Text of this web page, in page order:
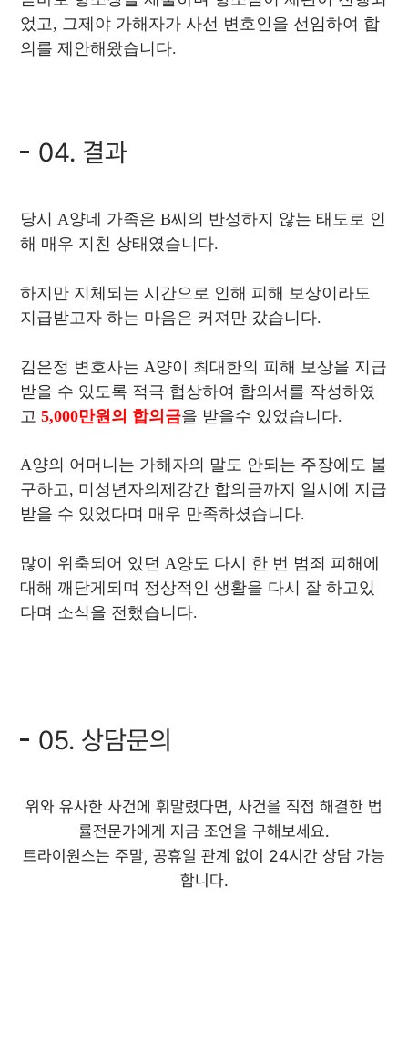
었고, 그제야 가해자가 사선 변호인을 선임하여 합
의를 제안해왔습니다.
04. 결과
당시 A양네 가족은 B씨의 반성하지 않는 태도로 인
해 매우 지친 상태였습니다.
하지만 지체되는 시간으로 인해 피해 보상이라도
지급받고자 하는 마음은 커져만 갔습니다.
김은정 변호사는 A양이 최대한의 피해 보상을 지급
받을 수 있도록 적극 협상하여 합의서를 작성하였
고5,000만원의 합의금을 받을수 있었습니다.
A양의 어머니는 가해자의 말도 안되는 주장에도 불
구하고, 미성년자의제강간 합의금까지 일시에 지급
받을 수 있었다며 매우 만족하셨습니다.
많이 위축되어 있던 A양도 다시 한 번 범죄 피해에
대해 깨닫게되며 정상적인 생활을 다시 잘 하고있
다며 소식을 전했습니다.
05. 상담문의
위와 유사한 사건에 휘말렸다면, 사건을 직접 해결한 법
률전문가에게 지금 조언을 구해보세요.
트라이원스는 주말, 공휴일 관계 없이 24시간 상담 가능
합니다.